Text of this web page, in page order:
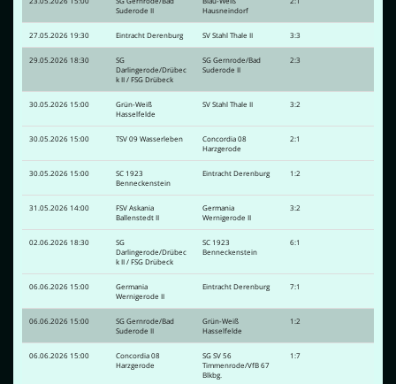
Suderode II
Hausneindorf
27.05.2026 19:30 Eintracht Derenburg SV Stahl Thale II 3:3
29.05.2026 18:30
SG
Darlingerode/Drübec
k II / FSG Drübeck
SG Gernrode/Bad
Suderode II
2:3
30.05.2026 15:00
Grün-Weiß
Hasselfelde
SV Stahl Thale II 3:2
30.05.2026 15:00 TSV 09 Wasserleben
Concordia 08
Harzgerode
2:1
30.05.2026 15:00
SC 1923
Benneckenstein
Eintracht Derenburg 1:2
31.05.2026 14:00
FSV Askania
Ballenstedt II
Germania
Wernigerode II
3:2
02.06.2026 18:30
SG
Darlingerode/Drübec
k II / FSG Drübeck
SC 1923
Benneckenstein
6:1
06.06.2026 15:00
Germania
Wernigerode II
Eintracht Derenburg 7:1
06.06.2026 15:00
SG Gernrode/Bad
Suderode II
Grün-Weiß
Hasselfelde
1:2
06.06.2026 15:00
Concordia 08
Harzgerode
SG SV 56
Timmenrode/VfB 67
Blkbg.
1:7